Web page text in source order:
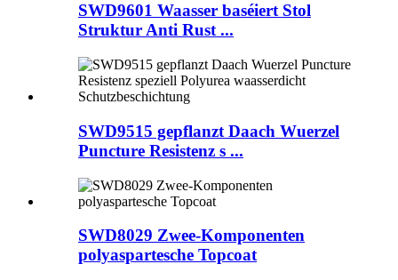
SWD9601 Waasser baséiert Stol
Struktur Anti Rust ...
SWD9515 gepflanzt Daach Wuerzel
Puncture Resistenz s ...
SWD8029 Zwee-Komponenten
polyaspartesche Topcoat